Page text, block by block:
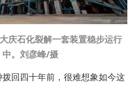
庆石化裂解一套装置稳步运行
中。刘彦峰/摄
回四十年前，很难想象如今这